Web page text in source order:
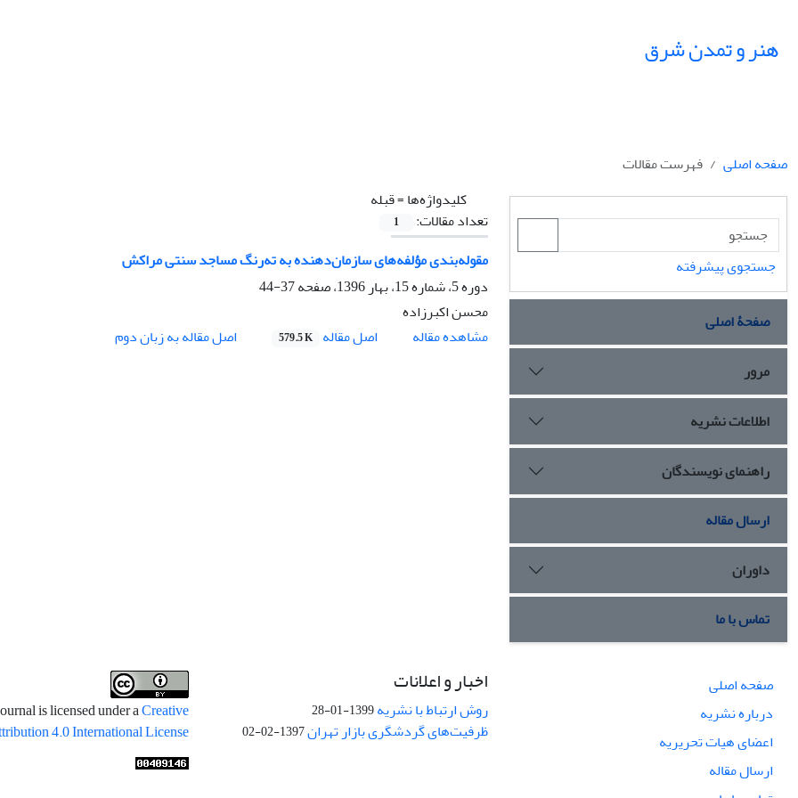
هنر و تمدن شرق
صفحه اصلی
فهرست مقالات
کلیدواژه‌ها =قبله
تعداد مقالات:
1
مقوله‌بندی مؤلفه‌های سازمان‌دهنده به ته‌رنگ مساجد سنتی مراکش
دوره 5، شماره 15، بهار 1396، صفحه
37-44
محسن اکبرزاده
مشاهده مقاله
اصل مقاله 579.5 K اصل مقاله به زبان دوم
جستجوی پیشرفته
صفحۀ اصلی
مرور
اطلاعات نشریه
راهنمای نویسندگان
ارسال مقاله
داوران
تماس با ما
صفحه اصلی
درباره نشریه
اعضای هیات تحریریه
ارسال مقاله
اخبار و اعلانات
روش ارتباط با نشریه1399-01-28
ظرفیت‌های گردشگری بازار تهران1397-02-02
is licensed under aCreative
4.0 International License